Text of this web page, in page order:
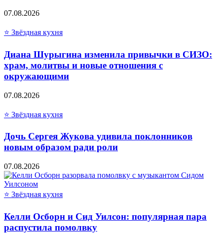
07.08.2026
⭐ Звёздная кухня
Диана Шурыгина изменила привычки в СИЗО:
храм, молитвы и новые отношения с
окружающими
07.08.2026
⭐ Звёздная кухня
Дочь Сергея Жукова удивила поклонников
новым образом ради роли
07.08.2026
⭐ Звёздная кухня
Келли Осборн и Сид Уилсон: популярная пара
распустила помолвку